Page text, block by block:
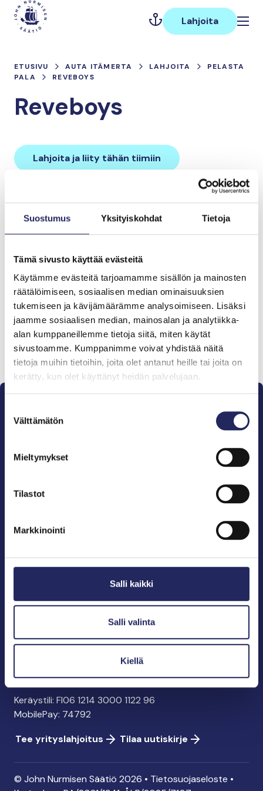
Suostumus Yksityiskohdat Tietoja
Tämä sivusto käyttää evästeitä
Käytämme evästeitä tarjoamamme sisällön ja mainosten
räätälöimiseen, sosiaalisen median ominaisuuksien
tukemiseen ja kävijämäärämme analysoimiseen. Lisäksi
jaamme sosiaalisen median, mainosalan ja analytiikka-
alan kumppaneillemme tietoja siitä, miten käytät
sivustoamme. Kumppanimme voivat yhdistää näitä
tietoja muihin tietoihin, joita olet antanut heille tai joita on
kerätty, kun olet käyttänyt heidän palvelujaan.
valinta
Välttämätön
Mieltymykset
Tilastot
Markkinointi
Salli kaikki
Salli valinta
Kiellä
Hyppää
sisältöön
Päävalikko
Lahjoita
ETUSIVU AUTA ITÄMERTA LAHJOITA
PELASTA
PALA
REVEBOYS
Reveboys
Lahjoita ja liity tähän tiimiin
Tiimin lahjoitukset yhteensä:
Tiimille tehdyt
lahjoitukset
Lahjoita ja liity tähän tiimiin
Pelastamme Itämeren ja sen perinnön tuleville
John Nurmisen Säätiö on Itämeren suojelija, meren
info@jnfoundation.fi
Kaikki yhteystiedot
Tee lahjoitus
Keräystili: FI06 1214 3000 1122 96
MobilePay: 74792
Tee yrityslahjoitus
Tilaa uutiskirje
© John Nurmisen Säätiö 2026 • Tietosuojaseloste •